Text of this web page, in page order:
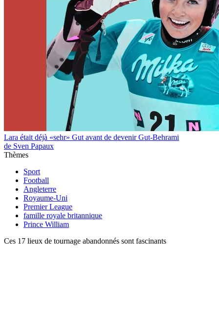
Lara était déjà «sehr» Gut avant de devenir Gut-Behrami
de Sven Papaux
Thèmes
Sport
Football
Angleterre
Royaume-Uni
Premier League
famille royale britannique
Prince William
Ces 17 lieux de tournage abandonnés sont fascinants